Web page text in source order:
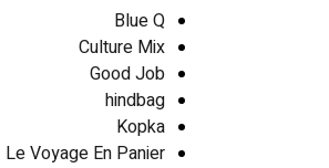
Blue Q
Culture Mix
Good Job
hindbag
Kopka
Le Voyage En Panier